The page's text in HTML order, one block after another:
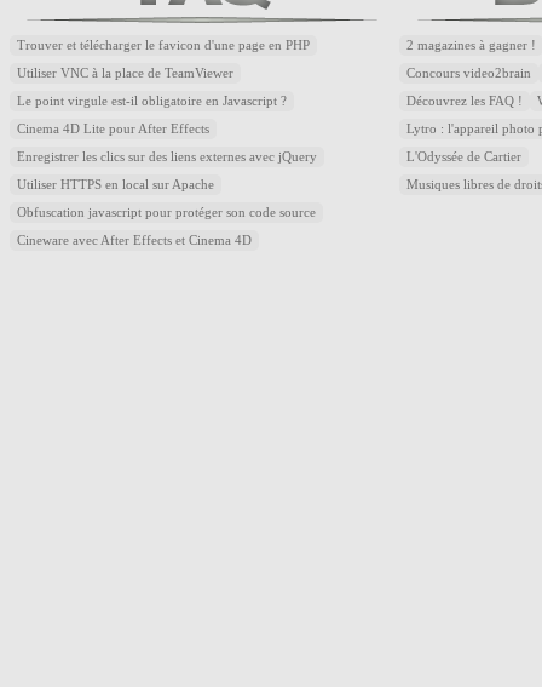
Trouver et télécharger le favicon d'une page en PHP
Utiliser VNC à la place de TeamViewer
Le point virgule est-il obligatoire en Javascript ?
Cinema 4D Lite pour After Effects
Enregistrer les clics sur des liens externes avec jQuery
Utiliser HTTPS en local sur Apache
Obfuscation javascript pour protéger son code source
Cineware avec After Effects et Cinema 4D
2 magazines à gagner !
Concours video2brain
Découvrez les FAQ !
Lytro : l'appareil photo
L'Odyssée de Cartier
Musiques libres de